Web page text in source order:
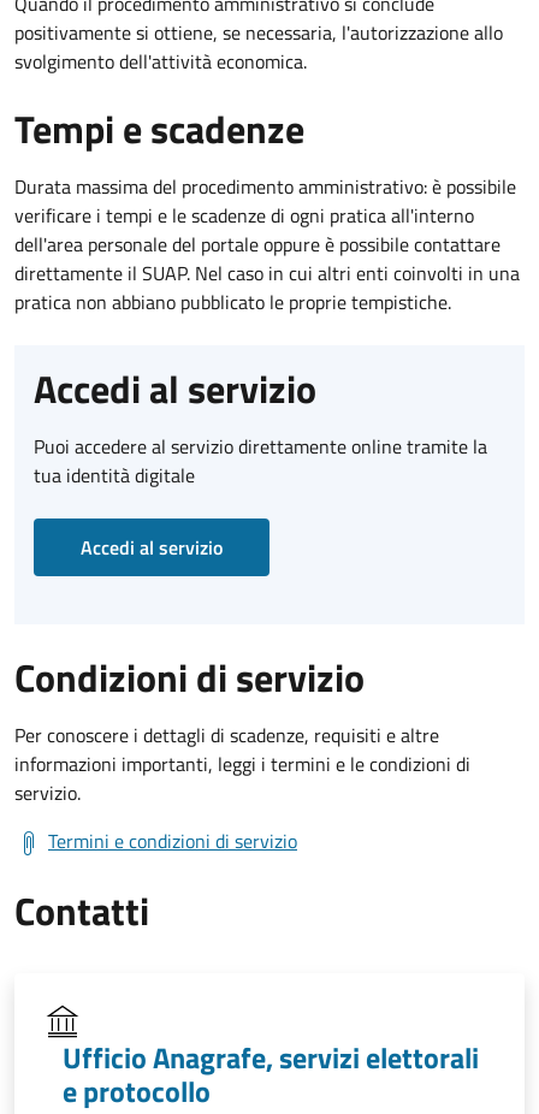
positivamente si ottiene, se necessaria, l'autorizzazione allo
svolgimento dell'attività economica.
Tempi e scadenze
Durata massima del procedimento amministrativo: è possibile
verificare i tempi e le scadenze di ogni pratica all'interno
dell'area personale del portale oppure è possibile contattare
direttamente il SUAP. Nel caso in cui altri enti coinvolti in una
pratica non abbiano pubblicato le proprie tempistiche.
Accedi al servizio
Puoi accedere al servizio direttamente online tramite la
tua identità digitale
Accedi al servizio
Condizioni di servizio
Per conoscere i dettagli di scadenze, requisiti e altre
informazioni importanti, leggi i termini e le condizioni di
servizio.
Termini e condizioni di servizio
Contatti
Ufficio Anagrafe, servizi elettorali
e protocollo